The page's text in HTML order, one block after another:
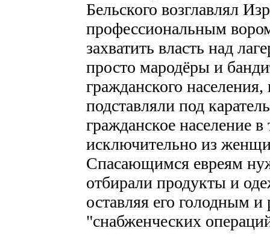
Бельского возглавлял
профессиональным
захватить власть над
просто мародёры и
гражданского
подставляли под
гражданское население в
исключительно из
Спасающимся евреям
отбирали продукты и
оставляя его голодным
"снабженческих